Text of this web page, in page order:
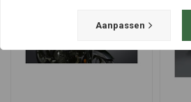
Aanpassen